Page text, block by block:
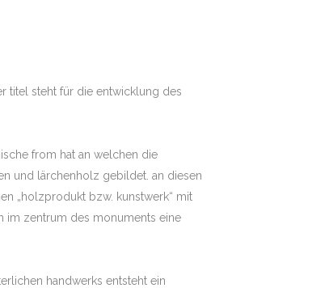
titel steht für die entwicklung des
from hat an welchen die
und lärchenholz gebildet. an diesen
„holzprodukt bzw. kunstwerk“ mit
im zentrum des monuments eine
handwerks entsteht ein